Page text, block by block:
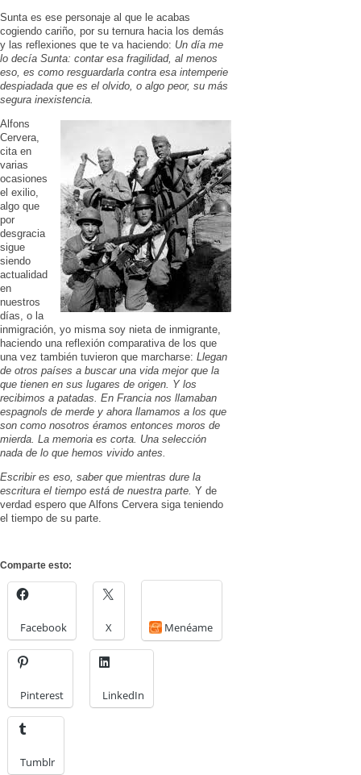
Sunta es ese personaje al que le acabas
cogiendo cariño, por su ternura hacia los demás
y las reflexiones que te va haciendo: Un día me
lo decía Sunta: contar esa fragilidad, al menos
eso, es como resguardarla contra esa intemperie
despiadada que es el olvido, o algo peor, su más
segura inexistencia.
Alfons
Cervera,
cita en
varias
ocasiones
el exilio,
algo que
por
desgracia
sigue
siendo
actualidad
en
nuestros
días, o la
inmigración, yo misma soy nieta de inmigrante,
haciendo una reflexión comparativa de los que
una vez también tuvieron que marcharse: Llegan
de otros países a buscar una vida mejor que la
que tienen en sus lugares de origen. Y los
recibimos a patadas. En Francia nos llamaban
espagnols de merde y ahora llamamos a los que
son como nosotros éramos entonces moros de
mierda. La memoria es corta. Una selección
nada de lo que hemos vivido antes.
Escribir es eso, saber que mientras dure la
escritura el tiempo está de nuestra parte. Y de
verdad espero que Alfons Cervera siga teniendo
el tiempo de su parte.
Comparte esto:
Facebook X Menéame
Pinterest LinkedIn
Tumblr